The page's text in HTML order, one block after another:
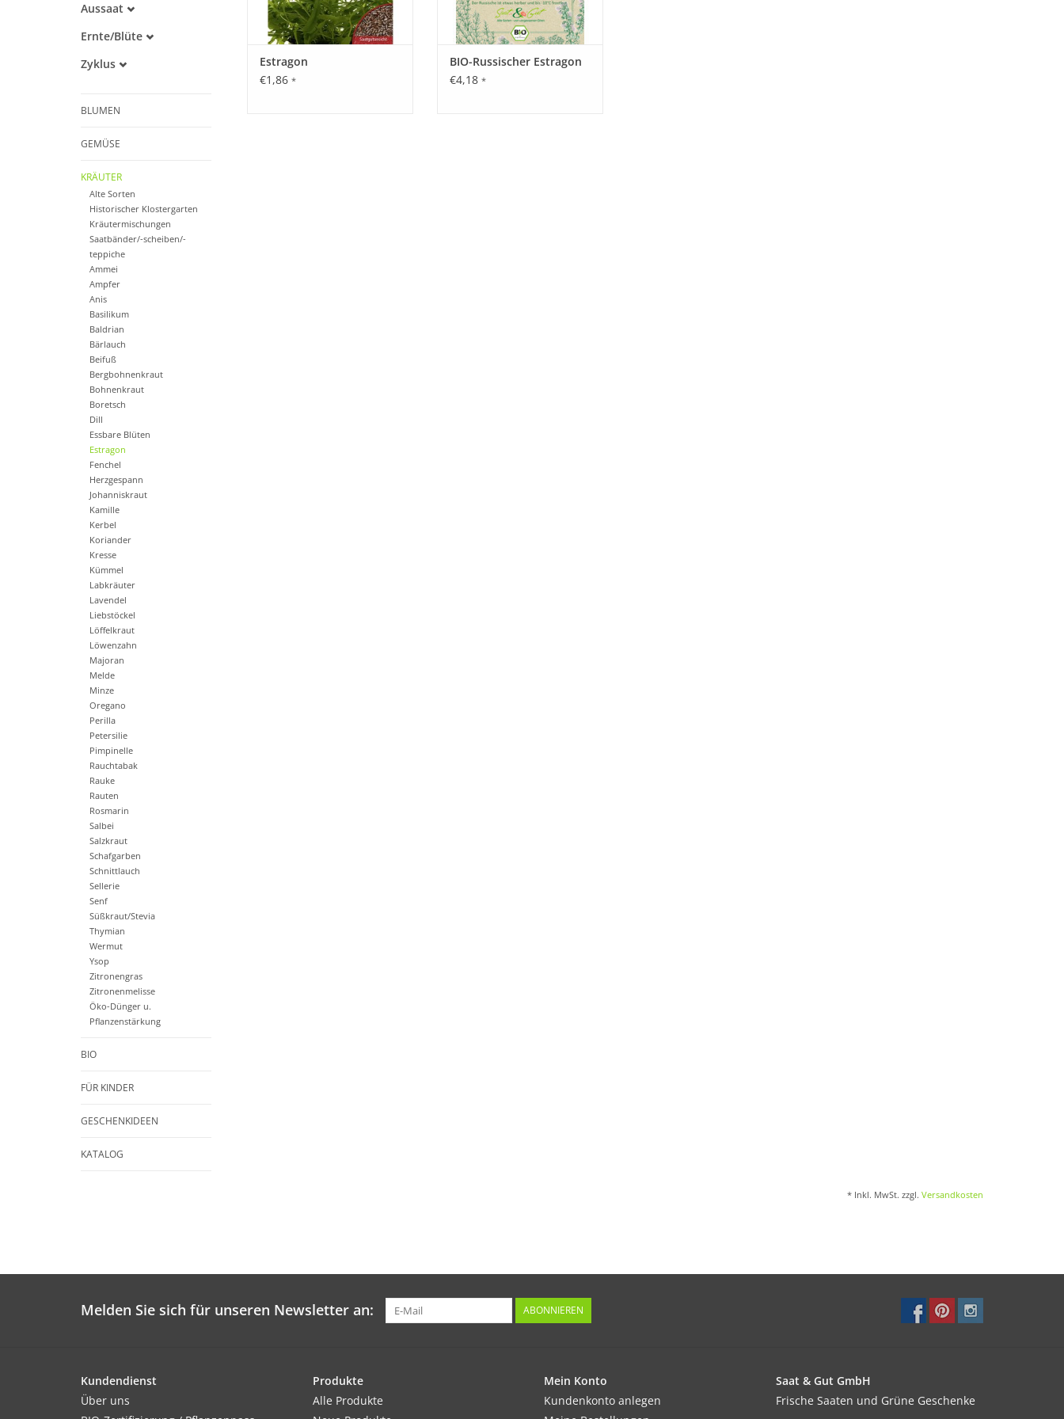
Alte Sorte
Warmkeimer
Aussaat
April
Mai
Ernte/Blüte
Juli
Zyklus
BLUMEN
GEMÜSE
KRÄUTER
Alte Sorten
Historischer Klostergarten
Kräutermischungen
Saatbänder/-scheiben/-
teppiche
Ammei
Ampfer
Anis
Basilikum
Baldrian
Bärlauch
Beifuß
Bergbohnenkraut
Bohnenkraut
Boretsch
Dill
Essbare Blüten
Estragon
Fenchel
Herzgespann
Johanniskraut
Kamille
Kerbel
Koriander
Kresse
Kümmel
Labkräuter
Lavendel
Liebstöckel
Löffelkraut
Löwenzahn
Majoran
Melde
Minze
Oregano
Perilla
Petersilie
Pimpinelle
Rauchtabak
Rauke
Rauten
Rosmarin
Salbei
Salzkraut
Schafgarben
Schnittlauch
Sellerie
Senf
Süßkraut/Stevia
Thymian
Wermut
Ysop
Zitronengras
Zitronenmelisse
Öko-Dünger u.
Pflanzenstärkung
BIO
FÜR KINDER
GESCHENKIDEEN
KATALOG
Estragon
€1,86 *
BIO-Russischer Estragon
€4,18 *
* Inkl. MwSt. zzgl. Versandkosten
Melden Sie sich für unseren Newsletter an: ABONNIEREN
Kundendienst
Über uns
Produkte
Alle Produkte
Mein Konto
Kundenkonto anlegen
Saat & Gut GmbH
Frische Saaten und Grüne Geschenke